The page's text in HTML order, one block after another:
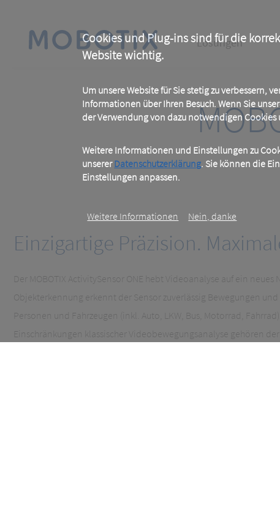
Cookies und Plug-ins sind für die
Website wichtig.
Um unsere Website für Sie stetig zu verbessern,
Informationen über Ihren Besuch. Wenn Sie
der Verwendung von dazu notwendigen Cookies
Weitere Informationen und Einstellungen zu
unsererDatenschutzerklärung. Sie können die
Einstellungen anpassen.
Weitere Informationen Nein, danke
content
Main
Lösungen
Einzigartige Präzision.
Der MOBOTIX ActivitySensor ONE hebt Videoanalyse auf ein
Objekterkennung erkennt der Sensor zuverlässig Bewegungen
Personen und Fahrzeugen (inkl. Auto, LKW, Bus, Motorrad,
Einschränkungen klassischer Videobewegungsanalyse gehören der